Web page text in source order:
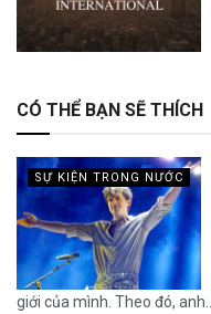
CÓ THỂ BẠN SẼ THÍCH
SỰ KIỆN TRONG NƯỚC
giới của mình. Theo đó, anh...